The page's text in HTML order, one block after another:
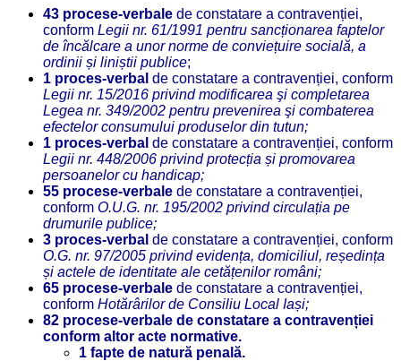
43 procese-verbale de constatare a contravenției,
conform Legii nr. 61/1991 pentru sancționarea faptelor
de încălcare a unor norme de conviețuire socială, a
ordinii și liniștii publice;
1 proces-verbal de constatare a contravenției, conform
Legii nr. 15/2016 privind modificarea şi completarea
Legea nr. 349/2002 pentru prevenirea şi combaterea
efectelor consumului produselor din tutun;
1 proces-verbal de constatare a contravenției, conform
Legii nr. 448/2006 privind protecția și promovarea
persoanelor cu handicap;
55 procese-verbale de constatare a contravenției,
conform O.U.G. nr. 195/2002 privind circulația pe
drumurile publice;
3 proces-verbal de constatare a contravenției, conform
O.G. nr. 97/2005 privind evidența, domiciliul, reședința
și actele de identitate ale cetățenilor români;
65 procese-verbale de constatare a contravenției,
conform Hotărârilor de Consiliu Local Iași;
82 procese-verbale de constatare a contravenției
conform altor acte normative.
1 fapte de natură penală.